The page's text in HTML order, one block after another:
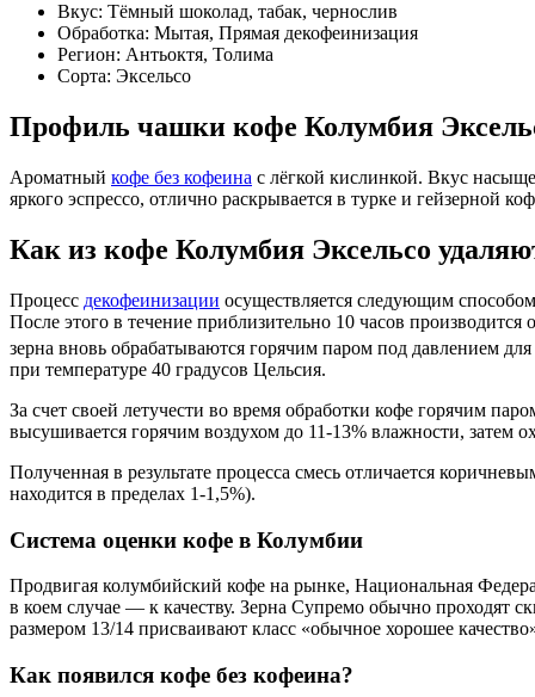
Вкус: Тёмный шоколад, табак, чернослив
Обработка: Мытая, Прямая декофеинизация
Регион: Антьоктя, Толима
Сорта: Эксельсо
Профиль чашки кофе Колумбия
Ароматный кофе без кофеина с лёгкой кислинкой. Вкус
яркого эспрессо, отлично раскрывается в турке и гейзерной
Как из кофе Колумбия Эксельсо
Процесс декофеинизации осуществляется следующим
После этого в течение приблизительно 10 часов
зерна вновь обрабатываются горячим паром под давлением
при температуре 40 градусов Цельсия.
За счет своей летучести во время обработки кофе горячим
высушивается горячим воздухом до 11-13% влажности, затем
Полученная в результате процесса смесь отличается
находится в пределах 1-1,5%).
Система оценки кофе в Колумбии
Продвигая колумбийский кофе на рынке, Национальная
в коем случае — к качеству. Зерна Супремо обычно проходят
размером 13/14 присваивают класс «обычное хорошее
Как появился кофе без кофеина?